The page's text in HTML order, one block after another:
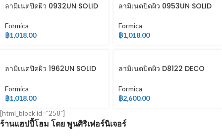
ลามิเนตปิดผิว 0932UN SOLID
Formica
฿1,018.00
ลามิเนตปิดผิว 0953UN SOLID
Formica
฿1,018.00
ลามิเนตปิดผิว 1962UN SOLID
Formica
฿1,018.00
ลามิเนตปิดผิว D8122 DECO
Formica
฿2,600.00
[html_block id="258"]
ร้านแฮปปี้โฮม โดย พูนศิริเฟอร์นิเจอร์